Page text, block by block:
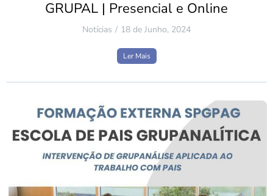
GRUPAL | Presencial e Online
Notícias 18 de Junho, 2024
Ler Mais